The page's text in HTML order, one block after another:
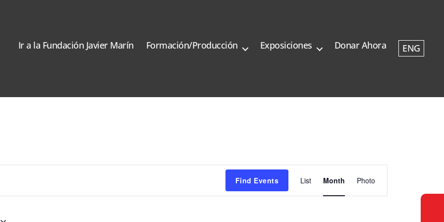
Ir a la Fundación Javier Marín Formación/Producción Exposiciones Donar Ahora ENG
Find Events
E
v
List Month Photo